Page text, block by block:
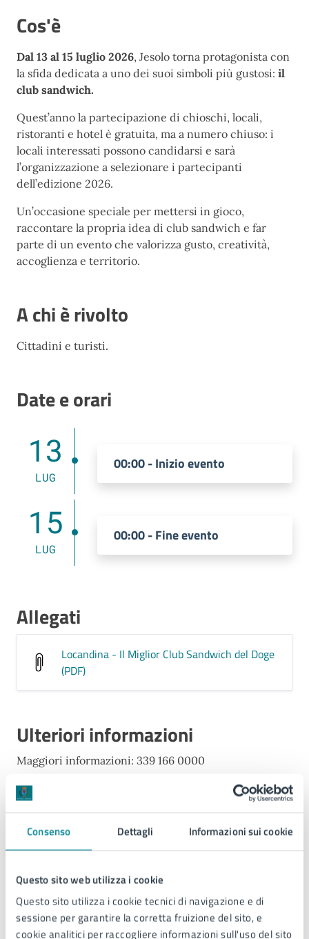
Consenso Dettagli Informazioni sui cookie
Questo sito web utilizza i cookie
Questo sito utilizza i cookie tecnici di navigazione e di
sessione per garantire la corretta fruizione del sito, e
cookie analitici per raccogliere informazioni sull'uso del sito
Cos'è
Dal 13 al 15 luglio 2026, Jesolo torna protagonista con
la sfida dedicata a uno dei suoi simboli più gustosi: il
club sandwich.
Quest’anno la partecipazione di chioschi, locali,
ristoranti e hotel è gratuita, ma a numero chiuso: i
locali interessati possono candidarsi e sarà
l’organizzazione a selezionare i partecipanti
dell’edizione 2026.
Un’occasione speciale per mettersi in gioco,
raccontare la propria idea di club sandwich e far
parte di un evento che valorizza gusto, creatività,
accoglienza e territorio.
A chi è rivolto
Cittadini e turisti.
Date e orari
13
LUG
00:00 - Inizio evento
15
LUG
00:00 - Fine evento
Allegati
Locandina - Il Miglior Club Sandwich del Doge
(PDF)
Ulteriori informazioni
Maggiori informazioni: 339 166 0000
Contatti
Turismo
Telefono:0421359140
E-mail:turismo@comune.jesolo.ve.it